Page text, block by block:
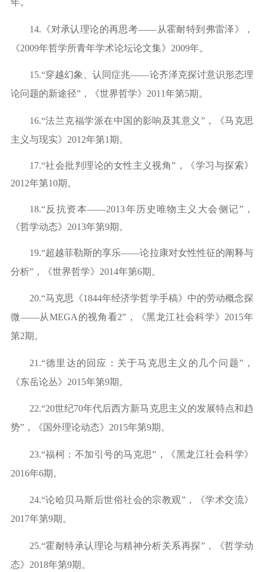
年。
14.《对承认理论的再思考——从霍耐特到弗雷泽》，
《2009年哲学所青年学术论坛论文集》2009年。
15.“穿越幻象、认同症兆——论齐泽克探讨意识形态理
论问题的新途径”，《世界哲学》 2011年第5期。
16.“法兰克福学派在中国的影响及其意义”，《马克思
主义与现实》2012年第1期。
17.“社会批判理论的女性主义视角”，《学习与探索》
2012年第10期。
18.“反抗资本——2013年历史唯物主义大会侧记”，
《哲学动态》2013年第9期。
19.“超越菲勒斯的享乐——论拉康对女性性征的阐释与
分析”，《世界哲学》2014年第6期。
20.“马克思《1844年经济学哲学手稿》中的劳动概念探
微——从MEGA的视角看2”，《黑龙江社会科学》2015年
第2期。
21.“德里达的回应：关于马克思主义的几个问题”，
《东岳论丛》2015年第9期。
22.“20世纪70年代后西方新马克思主义的发展特点和趋
势”，《国外理论动态》2015年第9期。
23.“福柯：不加引号的马克思”，《黑龙江社会科学》
2016年6期。
24.“论哈贝马斯后世俗社会的宗教观”，《学术交流》
2017年第9期。
25.“霍耐特承认理论与精神分析关系再探”，《哲学动
态》2018年第9期。